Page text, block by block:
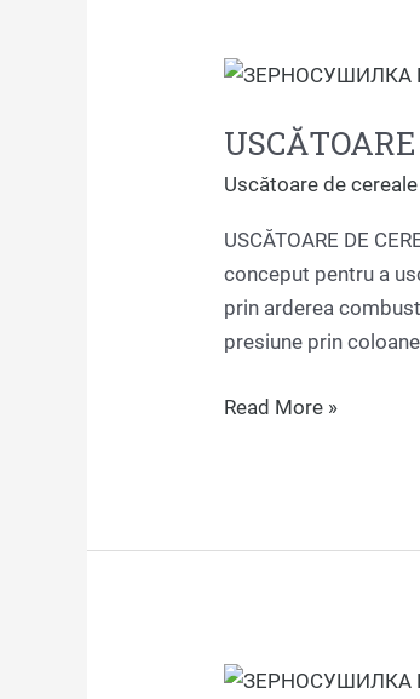
Uscătoare de cereale
USCĂTOARE DE
conceput pentru a
prin arderea
presiune prin
USCĂTOARE
CEREALE
PGD-
Read More »
USCĂTOARE